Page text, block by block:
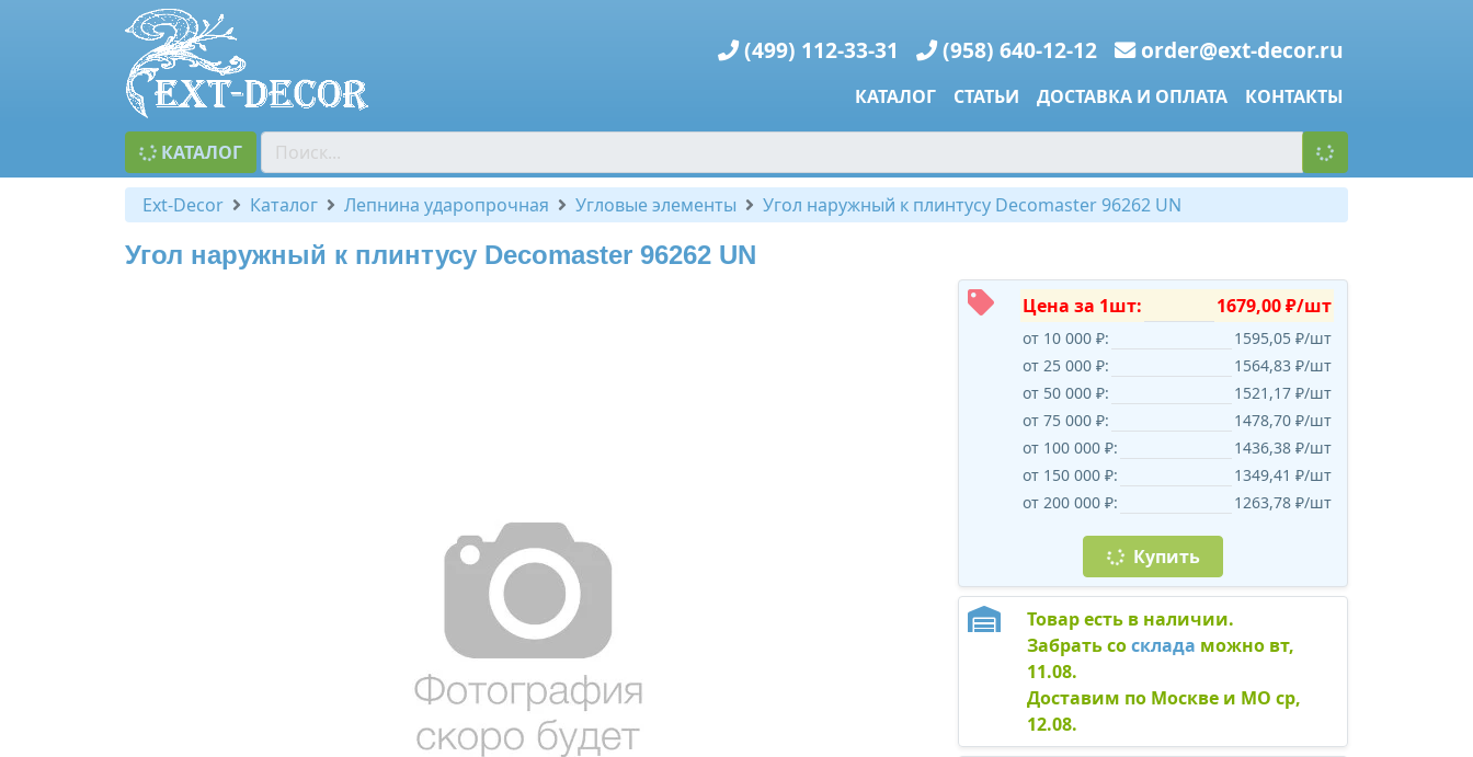
(499) 112-33-31 (958) 640-12-12 order@ext-decor.ru
КАТАЛОГ СТАТЬИ ДОСТАВКА И ОПЛАТА КОНТАКТЫ
КАТАЛОГ
Ext-Decor Каталог Лепнина ударопрочная Угловые элементы Угол наружный к плинтусу Decomaster 96262 UN
Угол наружный к плинтусу Decomaster 96262 UN
Цена за 1шт: 1679,00 ₽/шт
от 10 000 ₽:
1595,05 ₽/шт
от 25 000 ₽:
1564,83 ₽/шт
от 50 000 ₽:
1521,17 ₽/шт
от 75 000 ₽:
1478,70 ₽/шт
от 100 000 ₽:
1436,38 ₽/шт
от 150 000 ₽:
1349,41 ₽/шт
от 200 000 ₽:
1263,78 ₽/шт
Купить
Товар есть в наличии.
Забрать сосклада можно вт,
11.08.
Доставим по Москве и МО ср,
12.08.